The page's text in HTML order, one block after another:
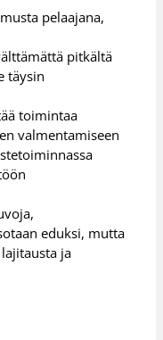
pelaajana,
pitkältä
täysin
toimintaa
valmentamiseen
eduksi, mutta
ja